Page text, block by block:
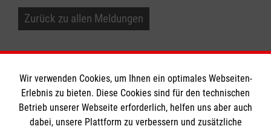
Zurück zu allen Meldungen
Informationen
Wir verwenden Cookies, um Ihnen ein optimales Webseiten-
Erlebnis zu bieten. Diese Cookies sind für den technischen
Betrieb unserer Webseite erforderlich, helfen uns aber auch
dabei, unsere Plattform zu verbessern und zusätzliche